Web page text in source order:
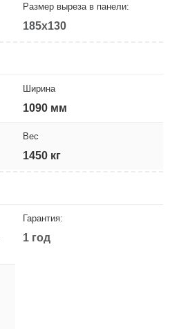
Размер выреза в панели:
185x130
Ширина
1090 мм
Вес
1450 кг
Гарантия:
1 год